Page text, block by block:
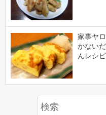
家事ヤ
かない
んレシピ